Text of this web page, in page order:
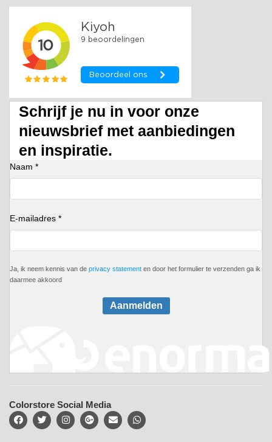
Schrijf je nu in voor onze
nieuwsbrief met aanbiedingen
en inspiratie.
Naam *
E-mailadres *
Ja, ik neem kennis van de privacy statement en door het formulier te verzenden ga ik
daarmee akkoord
Aanmelden
Colorstore Social Media